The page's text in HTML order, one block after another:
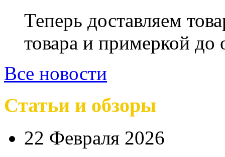
Теперь доставляем
товара и примеркой
Все новости
Статьи и обзоры
22 Февраля 2026